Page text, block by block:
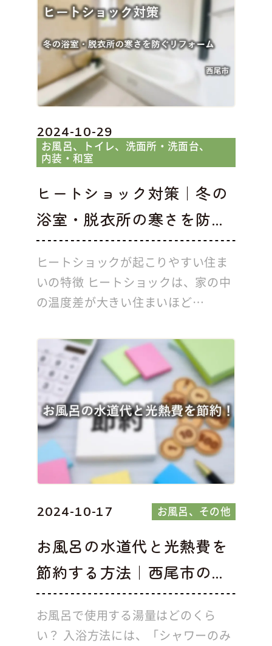
2024-10-29
お風呂 トイレ
洗面所・洗面台
内装・和室
ヒートショック対策｜冬の
浴室・脱衣所の寒さを防...
ヒートショックが起こりやすい住ま
いの特徴 ヒートショックは、家の中
の温度差が大きい住まいほど…
2024-10-17 お風呂 その他
お風呂の水道代と光熱費を
節約する方法｜西尾市の...
お風呂で使用する湯量はどのくら
い？ 入浴方法には、「シャワーのみ